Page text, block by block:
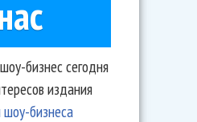
бизнес сегодня
издания
бизнеса